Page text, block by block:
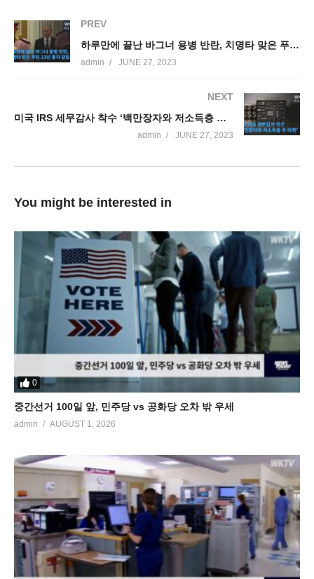
PREV
하루만에 끝난 바그너 용병 반란, 치명타 맞은 푸틴 23년 통치 갈림길
admin JUNE 27, 2023
NEXT
미국 IRS 세무감사 착수 ‘백만장자와 저소득층 주 타켓’
admin JUNE 27, 2023
You might be interested in
0
중간선거 100일 앞, 민주당 vs 공화당 오차 밖 우세
admin AUGUST 1, 2026